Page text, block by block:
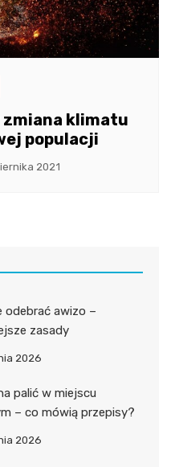
zmiana klimatu
populacji
2021
odebrać awizo –
zasady
2026
palić w miejscu
– co mówią przepisy?
2026